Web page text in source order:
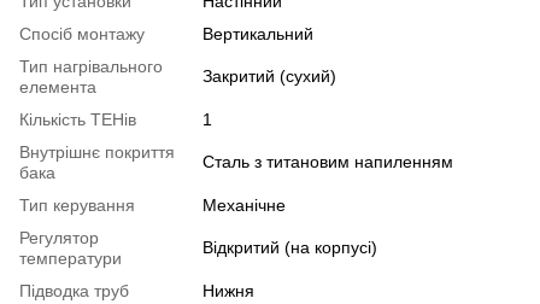
Спосіб монтажу
Вертикальний
Тип нагрівального
елемента
Закритий (сухий)
Кількість ТЕНів
1
Внутрішнє покриття
бака
Сталь з титановим напиленням
Тип керування
Механічне
Регулятор
температури
Відкритий (на корпусі)
Підводка труб
Нижня